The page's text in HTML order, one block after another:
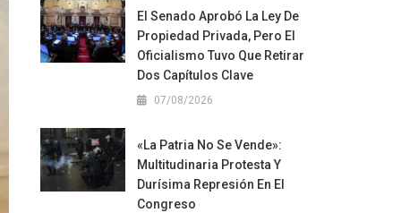
El Senado Aprobó La Ley De
Propiedad Privada, Pero El
Oficialismo Tuvo Que Retirar
Dos Capítulos Clave
07/08/2026
«La Patria No Se Vende»:
Multitudinaria Protesta Y
Durísima Represión En El
Congreso